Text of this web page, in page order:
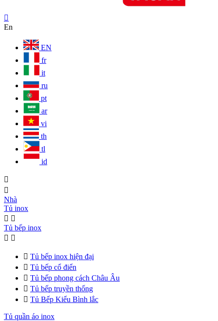

En
EN
fr
it
ru
pt
ar
vi
th
tl
id


Nhà
Tủ inox
 
Tủ bếp inox
 
 Tủ bếp inox hiện đại
 Tủ bếp cổ điển
 Tủ bếp phong cách Châu Âu
 Tủ bếp truyền thống
 Tủ Bếp Kiểu Bình lắc
Tủ quần áo inox